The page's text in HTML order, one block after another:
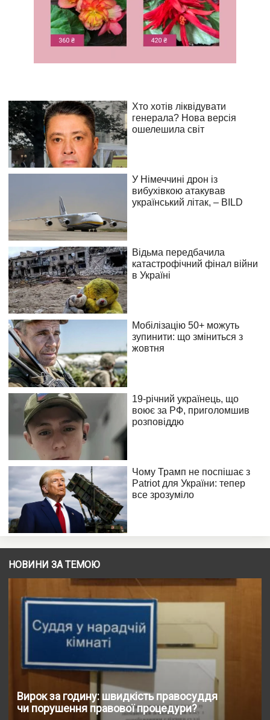
НОВИНИ ЗА ТЕМОЮ
Вирок за годину: швидкість правосуддя
чи порушення правової процедури?